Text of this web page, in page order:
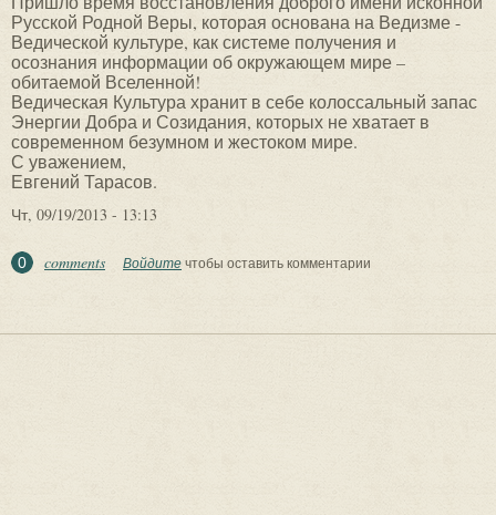
Русской Родной Веры, которая основана на Ведизме -
Ведической культуре, как системе получения и
осознания информации об окружающем мире –
обитаемой Вселенной!
Ведическая Культура хранит в себе колоссальный запас
Энергии Добра и Созидания, которых не хватает в
современном безумном и жестоком мире.
С уважением,
Евгений Тарасов.
Чт, 09/19/2013 - 13:13
0 comments Войдитечтобы оставить комментарии